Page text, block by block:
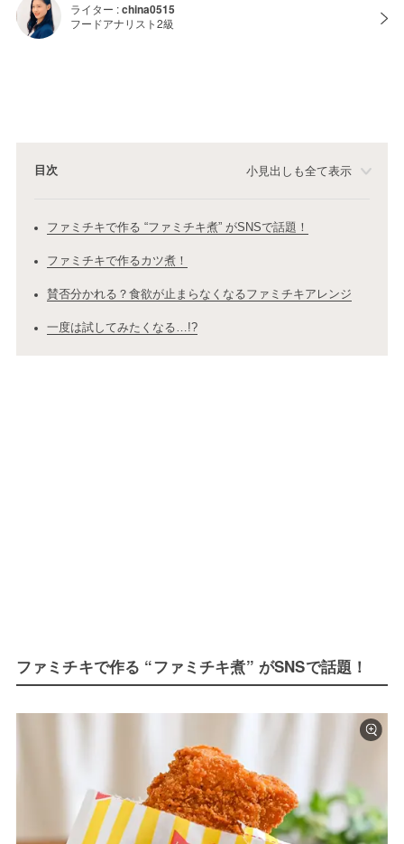
ライター :china0515
フードアナリスト2級
目次 小見出しも全て表示
ファミチキで作る “ファミチキ煮” がSNSで話題！
ファミチキで作るカツ煮！
賛否分かれる？食欲が止まらなくなるファミチキアレンジ
一度は試してみたくなる…!?
ファミチキで作る “ファミチキ煮” がSNSで話題！